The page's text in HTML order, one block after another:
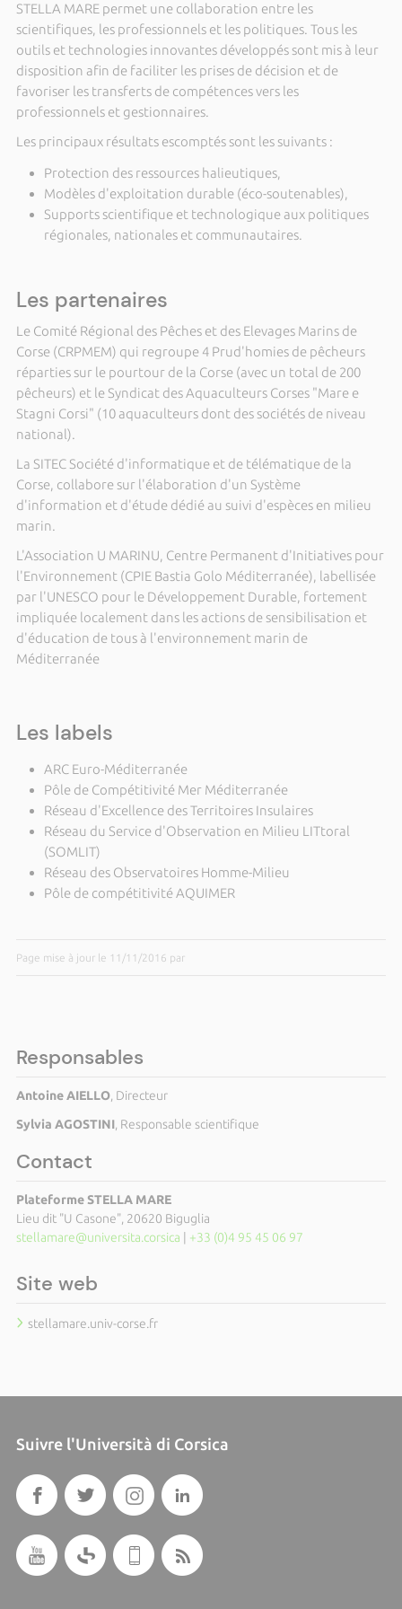
STELLA MARE permet une collaboration entre les
scientifiques, les professionnels et les politiques. Tous les
outils et technologies innovantes développés sont mis à leur
disposition afin de faciliter les prises de décision et de
favoriser les transferts de compétences vers les
professionnels et gestionnaires.
Les principaux résultats escomptés sont les suivants :
Protection des ressources halieutiques,
Modèles d'exploitation durable (éco-soutenables),
Supports scientifique et technologique aux politiques
régionales, nationales et communautaires.
Les partenaires
Le Comité Régional des Pêches et des Elevages Marins de
Corse (CRPMEM) qui regroupe 4 Prud'homies de pêcheurs
réparties sur le pourtour de la Corse (avec un total de 200
pêcheurs) et le Syndicat des Aquaculteurs Corses "Mare e
Stagni Corsi" (10 aquaculteurs dont des sociétés de niveau
national).
La SITEC Société d'informatique et de télématique de la
Corse, collabore sur l'élaboration d'un Système
d'information et d'étude dédié au suivi d'espèces en milieu
marin.
L'Association U MARINU, Centre Permanent d'Initiatives pour
l'Environnement (CPIE Bastia Golo Méditerranée), labellisée
par l'UNESCO pour le Développement Durable, fortement
impliquée localement dans les actions de sensibilisation et
d'éducation de tous à l'environnement marin de
Méditerranée
Les labels
ARC Euro-Méditerranée
Pôle de Compétitivité Mer Méditerranée
Réseau d'Excellence des Territoires Insulaires
Réseau du Service d'Observation en Milieu LITtoral
(SOMLIT)
Réseau des Observatoires Homme-Milieu
Pôle de compétitivité AQUIMER
Page mise à jour le 11/11/2016 par
Responsables
Antoine AIELLO, Directeur
Sylvia AGOSTINI, Responsable scientifique
Contact
Plateforme STELLA MARE
Lieu dit "U Casone", 20620 Biguglia
stellamare@universita.corsica
+33 (0)4 95 45 06 97
Site web
stellamare.univ-corse.fr
Suivre l'Università di Corsica